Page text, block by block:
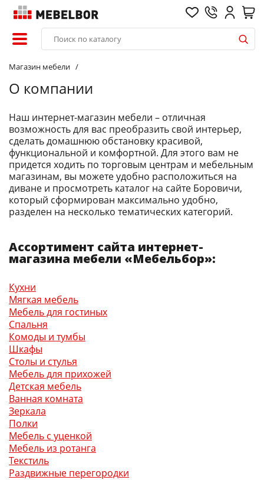
Магазин мебели
О компании
Наш интернет-магазин мебели – отличная
возможность для вас преобразить свой интерьер,
сделать домашнюю обстановку красивой,
функциональной и комфортной. Для этого вам не
придется ходить по торговым центрам и мебельным
магазинам, вы можете удобно расположиться на
диване и просмотреть каталог на сайте Боровичи,
который сформирован максимально удобно,
разделен на несколько тематических категорий.
Ассортимент сайта интернет-
магазина мебели «Мебельбор»:
Кухни
Мягкая мебель
Мебель для гостиных
Спальня
Комоды и тумбы
Шкафы
Столы и стулья
Мебель для прихожей
Детская мебель
Ванная комната
Зеркала
Полки
Мебель с уценкой
Мебель из ротанга
Текстиль
Раздвижные перегородки